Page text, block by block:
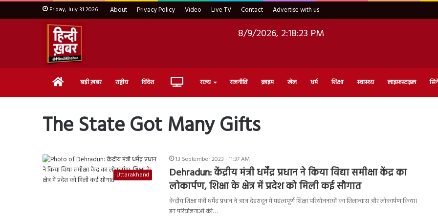
Friday, July 31 2026 About Privacy Policy Video Live TV Contact Advertise with us
8/9/2026, 2:18:24 PM
Home बड़ी ख़बर राष्ट्रीय विदेश Live राज्य राजनीति क्राइम खेल धर्म शिक्षा स्वास्थ्य लाइफ़स्टाइल
The State Got Many Gifts
Uttarakhand
13 September 2023 - 11:37 AM
Dehradun: केंद्रीय मंत्री धर्मेंद्र प्रधान ने किया विद्या समीक्षा केंद्र का
लोकार्पण, शिक्षा के क्षेत्र में प्रदेश को मिली कई सौगात
केंद्रीय शिक्षा मंत्री धर्मेंद्र प्रधान ने आज देहरादून में महत्वपूर्ण शिक्षा परियोजनाओं का शिलान्यास और लोकार्पण किया।
इन परियोजनाओं की…